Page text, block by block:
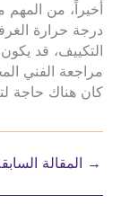
أخيراً، من
درجة حرارة
التكييف، قد
مراجعة الفني
كان هناك حاجة
→ المقالة